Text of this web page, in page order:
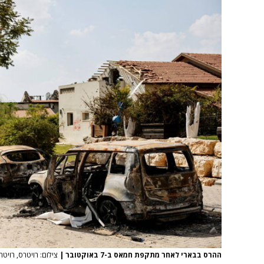
ההרס בבארי לאחר מתקפת חמאס ב-7 באוקטובר | צילום: רויטרס,